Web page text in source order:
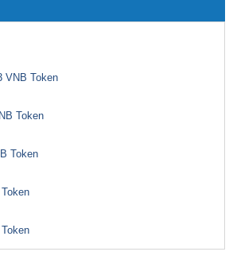
VNB Token
Token
Token